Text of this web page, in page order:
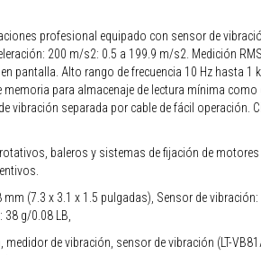
profesional equipado con sensor de
200 m/s2: 0.5 a 199.9 m/s2. Medición
pantalla. Alto rango de frecuencia 10 Hz hasta 1
para almacenaje de lectura mínima como
vibración separada por cable de fácil operación.
baleros y sistemas de fijación de
mm (7.3 x 3.1 x 1.5 pulgadas), Sensor de
g/0.08 LB,
de vibración, sensor de vibración (LT-